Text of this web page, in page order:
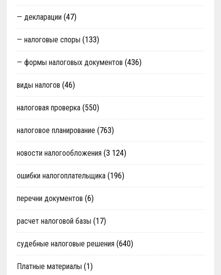
— декларации (47)
— налоговые споры (133)
— формы налоговых документов (436)
виды налогов (46)
налоговая проверка(550)
налоговое планирование (763)
новости налогообложения (3 124)
ошибки налогоплательщика(196)
перечни документов (6)
расчет налоговой базы (17)
судебные налоговые решения (640)
Платные материалы (1)